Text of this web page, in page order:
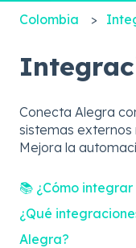
Colombia
Conecta Alegra
sistemas externos
Mejora la
📚 ¿Cómo
¿Qué
Alegra?